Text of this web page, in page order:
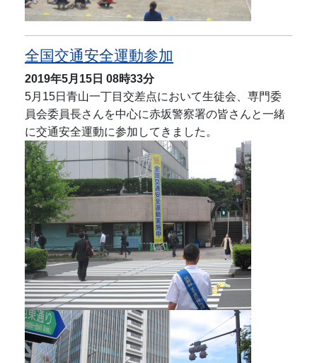
全国交通安全運動参加
2019年5月15日 08時33分
5月15日青山一丁目交差点において生徒会、専門委
員会委員長さんを中心に赤坂警察署の皆さんと一緒
に交通安全運動に参加してきました。